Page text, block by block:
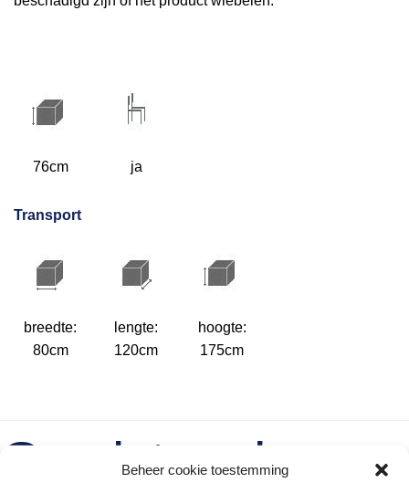
Beheer cookie toestemming
76cm ja
Transport
breedte:
80cm
lengte:
120cm
hoogte:
175cm
Gerelateerde